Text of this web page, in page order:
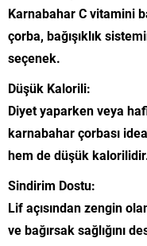
Karnabahar C vitamini
çorba, bağışıklık
seçenek.
Düşük Kalorili:
Diyet yaparken veya
karnabahar çorbası
hem de düşük
Sindirim Dostu:
Lif açısından zengin
ve bağırsak sağlığını